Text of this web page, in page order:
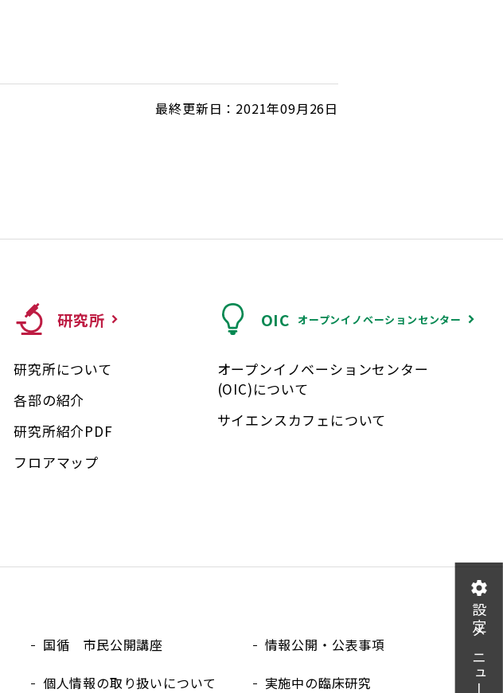
最終更新日：2021年09月26日
研究所
研究所について
各部の紹介
研究所紹介PDF
フロアマップ
OIC オープンイノベーションセンター
オープンイノベーションセンター
(OIC)について
サイエンスカフェについて
国循 市民公開講座
情報公開・公表事項
個人情報の取り扱いについて 実施中の臨床研究 設定メニュー